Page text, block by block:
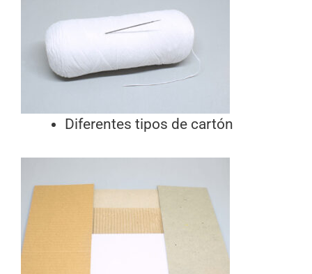
Diferentes tipos de cartón